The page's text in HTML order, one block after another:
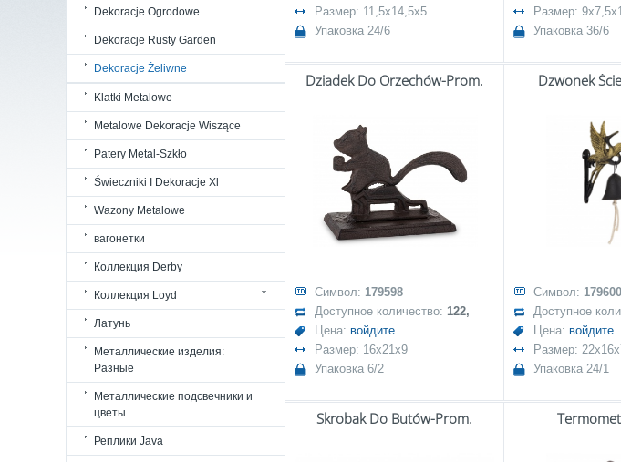
Dekoracje Ogrodowe
Dekoracje Rusty Garden
Dekoracje Żeliwne
Klatki Metalowe
Metalowe Dekoracje Wiszące
Patery Metal-Szkło
Świeczniki I Dekoracje Xl
Wazony Metalowe
вагонетки
Коллекция Derby
Коллекция Loyd
Латунь
Металлические изделия:
Разные
Металлические подсвечники и
цветы
Реплики Java
Размер: 11,5x14,5x5
Упаковка 24/6
Размер:
Упаковка 36/6
Dziadek Do Orzechów-Prom.
Символ: 179598
Доступное количество: 122,
Цена: войдите
Размер: 16x21x9
Упаковка 6/2
Dzwonek
Символ: 179600
Доступное
Цена: войдите
Размер:
Упаковка 24/1
Skrobak Do Butów-Prom.